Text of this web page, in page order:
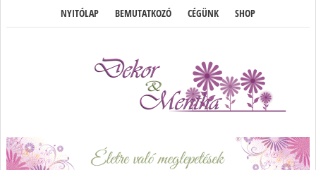
NYITÓLAP BEMUTATKOZÓ CÉGÜNK SHOP